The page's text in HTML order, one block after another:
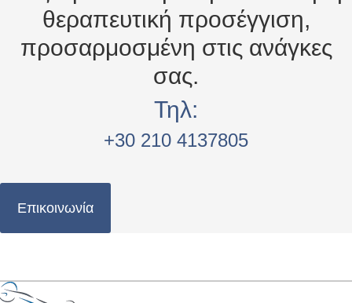
θεραπευτική προσέγγιση,
προσαρμοσμένη στις ανάγκες
σας.
Τηλ:
+30 210 4137805
Επικοινωνία